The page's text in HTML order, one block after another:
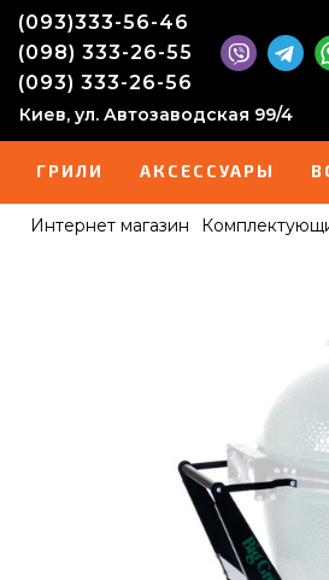
(093)333-56-46
(098) 333-26-55
(093) 333-26-56
Киев, ул. Автозаводская 99/4
ГРИЛИ АКСЕССУАРЫ
Интернет магазин